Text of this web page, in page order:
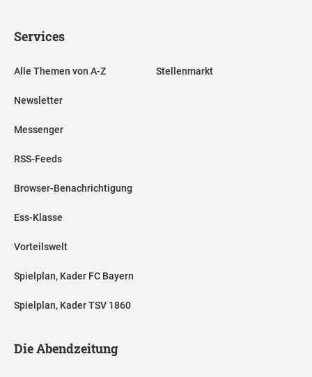
Services
Alle Themen von A-Z
Newsletter
Messenger
RSS-Feeds
Browser-Benachrichtigung
Ess-Klasse
Vorteilswelt
Spielplan, Kader FC Bayern
Spielplan, Kader TSV 1860
Stellenmarkt
Die Abendzeitung